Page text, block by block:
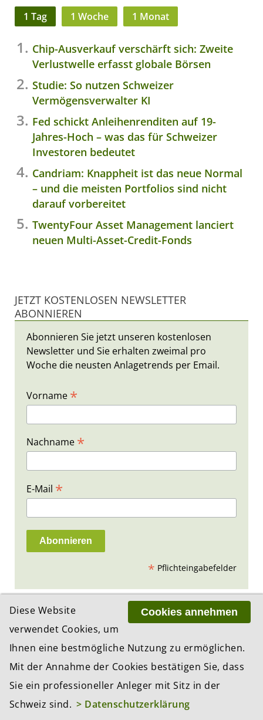
1 Tag 1 Woche 1 Monat
Chip-Ausverkauf verschärft sich: Zweite
Verlustwelle erfasst globale Börsen
Studie: So nutzen Schweizer
Vermögensverwalter KI
Fed schickt Anleihenrenditen auf 19-
Jahres-Hoch – was das für Schweizer
Investoren bedeutet
Candriam: Knappheit ist das neue Normal
– und die meisten Portfolios sind nicht
darauf vorbereitet
TwentyFour Asset Management lanciert
neuen Multi-Asset-Credit-Fonds
JETZT KOSTENLOSEN NEWSLETTER
ABONNIEREN
Abonnieren Sie jetzt unseren kostenlosen
Newsletter und Sie erhalten zweimal pro
Woche die neusten Anlagetrends per Email.
Vorname *
Nachname *
E-Mail *
* Pflichteingabefelder
PARTNER
Cookies annehmen
Diese Website
verwendet Cookies, um
Ihnen eine bestmögliche Nutzung zu ermöglichen.
Mit der Annahme der Cookies bestätigen Sie, dass
Sie ein professioneller Anleger mit Sitz in der
Schweiz sind. > Datenschutzerklärung